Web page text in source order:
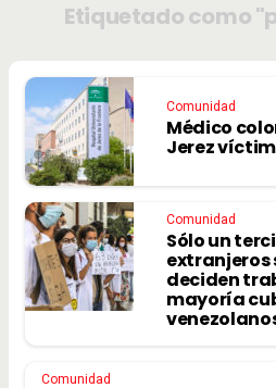
Etiquetado como
Comunidad
Médico
Jerez
Comunidad
Sólo un
extranjeros
deciden
mayoría
Comunidad